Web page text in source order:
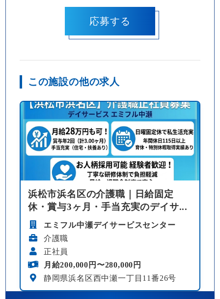
この施設の他の求人
浜松市浜名区の介護職｜日給固定
休・賞与3ヶ月・手当充実のデイサ...
エミフル中瀬デイサービスセンター
介護職
正社員
月給200,000円〜280,000円
静岡県浜名区西中瀬一丁目11番26号